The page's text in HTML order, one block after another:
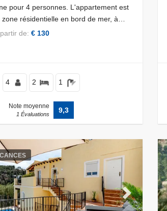
pour 4 personnes. L'appartement est
résidentielle en bord de mer, à
bars, magasins et
de: € 130
4 2 1
Note moyenne
1 Évaluations 9,3
Next